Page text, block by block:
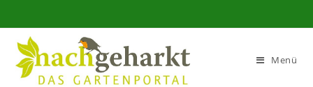
Sidebar-
Inhalt
Menü